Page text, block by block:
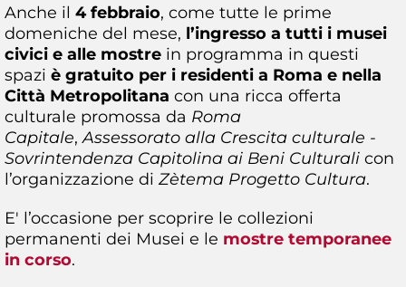
Anche il 4 febbraio, come tutte le prime
domeniche del mese, l’ingresso a tutti i musei
civici e alle mostre in programma in questi
spazi è gratuito per i residenti a Roma e nella
Città Metropolitana con una ricca offerta
culturale promossa da Roma
Capitale, Assessorato alla Crescita culturale -
Sovrintendenza Capitolina ai Beni Culturali con
l’organizzazione di Zètema Progetto Cultura.
E' l’occasione per scoprire le collezioni
permanenti dei Musei e le mostre temporanee
in corso.